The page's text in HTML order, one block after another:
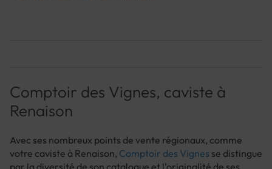
Comptoir des Vignes, caviste à
Renaison
Avec ses nombreux points de vente régionaux, comme
votre caviste à Renaison, Comptoir des Vignes se distingue
par la diversité de son catalogue et l'originalité de ses